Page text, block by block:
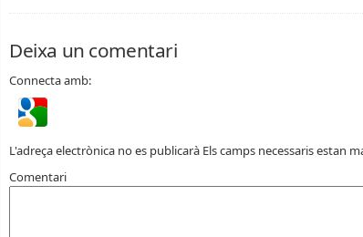
Deixa un comentari
Connecta amb:
L'adreça electrònica no es publicarà Els camps necessaris estan
Comentari